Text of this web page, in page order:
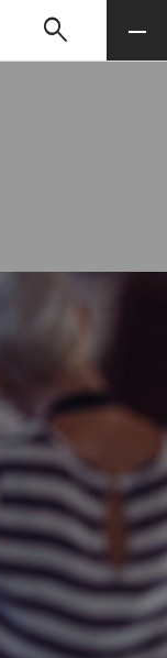
Söksearch Meny